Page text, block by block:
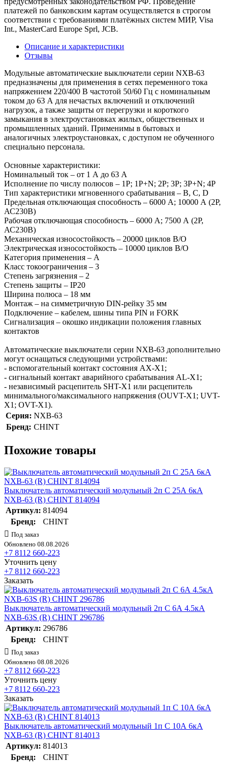
платежей по банковским картам осуществляется в строгом
соответствии с требованиями платёжных систем МИР, Visa
Int., MasterCard Europe Sprl, JCB.
Описание и характеристики
Отзывы
Модульные автоматические выключатели серии NXB-63
предназначены для применения в сетях переменного тока
напряжением 220/400 В частотой 50/60 Гц с номинальным
током до 63 А для нечастых включений и отключений
нагрузок, а также защиты от перегрузки и короткого
замыкания в электроустановках жилых, общественных и
промышленных зданий. Применимы в бытовых и
аналогичных электроустановках, с доступом не обученного
специально персонала.
Основные характеристики:
Номинальный ток – от 1 А до 63 А
Исполнение по числу полюсов – 1P; 1P+N; 2P; 3P; 3P+N; 4P
Тип характеристики мгновенного срабатывания – B, C, D
Предельная отключающая способность – 6000 А; 10000 А (2P,
АС230В)
Рабочая отключающая способность – 6000 А; 7500 А (2P,
АС230В)
Механическая износостойкость – 20000 циклов В/О
Электрическая износостойкость – 10000 циклов В/О
Категория применения – A
Класс токоограничения – 3
Степень загрязнения – 2
Степень защиты – IP20
Ширина полюса – 18 мм
Монтаж – на симметричную DIN-рейку 35 мм
Подключение – кабелем, шины типа PIN и FORK
Сигнализация – окошко индикации положения главных
контактов
Автоматические выключатели серии NXB-63 дополнительно
могут оснащаться следующими устройствами:
- вспомогательный контакт состояния AX-X1;
- сигнальный контакт аварийного срабатывания AL-X1;
- независимый расцепитель SHT-X1 или расцепитель
минимального/максимального напряжения (OUVT-X1; UVT-
X1; OVT-X1).
Серия: NXB-63
Бренд: CHINT
Похожие товары
Выключатель автоматический модульный 2п C 25А 6кА
NXB-63 (R) CHINT 814094
Артикул: 814094
Бренд:
CHINT
Под заказ
Обновлено 08.08.2026
+7 8112 660-223
Уточнить цену
+7 8112 660-223
Заказать
Выключатель автоматический модульный 2п C 6А 4.5кА
NXB-63S (R) CHINT 296786
Артикул: 296786
Бренд:
CHINT
Под заказ
Обновлено 08.08.2026
+7 8112 660-223
Уточнить цену
+7 8112 660-223
Заказать
Выключатель автоматический модульный 1п C 10А 6кА
NXB-63 (R) CHINT 814013
Артикул: 814013
Бренд:
CHINT